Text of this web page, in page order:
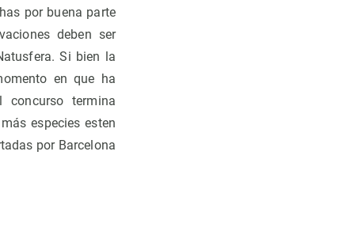
por buena parte
deben ser
Si bien la
en que ha
concurso termina
especies esten
por Barcelona